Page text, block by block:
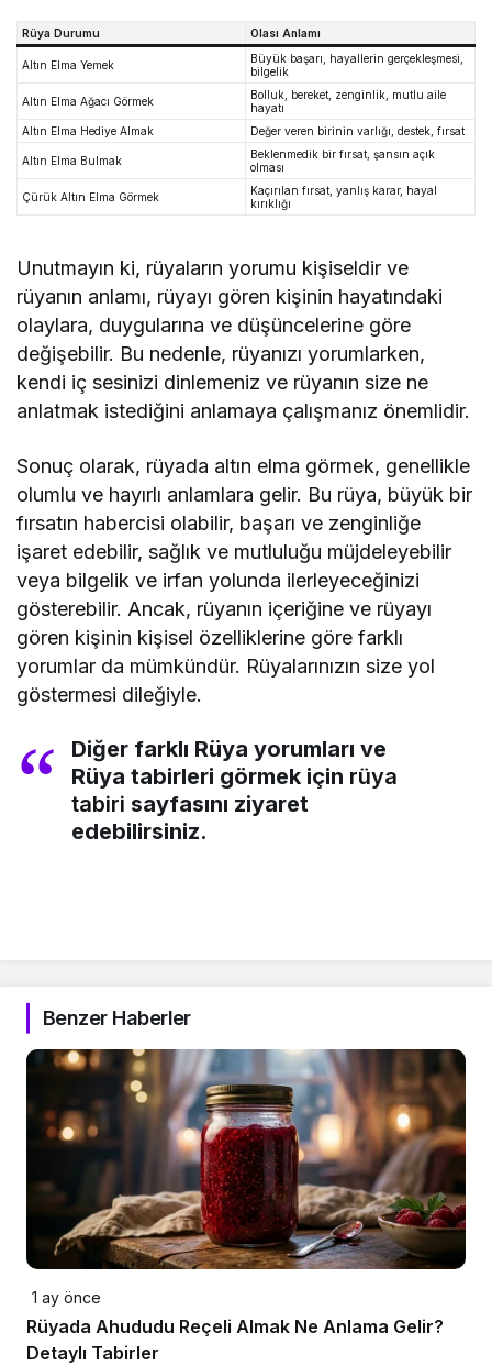
Rüya Durumu Olası Anlamı
Altın Elma Yemek
Büyük başarı, hayallerin gerçekleşmesi,
bilgelik
Altın Elma Ağacı Görmek
Bolluk, bereket, zenginlik, mutlu aile
hayatı
Altın Elma Hediye Almak
Değer veren birinin varlığı, destek, fırsat
Altın Elma Bulmak
Beklenmedik bir fırsat, şansın açık
olması
Çürük Altın Elma Görmek
Kaçırılan fırsat, yanlış karar, hayal
kırıklığı
Unutmayın ki, rüyaların yorumu kişiseldir ve
rüyanın anlamı, rüyayı gören kişinin hayatındaki
olaylara, duygularına ve düşüncelerine göre
değişebilir. Bu nedenle, rüyanızı yorumlarken,
kendi iç sesinizi dinlemeniz ve rüyanın size ne
anlatmak istediğini anlamaya çalışmanız önemlidir.
Sonuç olarak, rüyada altın elma görmek, genellikle
olumlu ve hayırlı anlamlara gelir. Bu rüya, büyük bir
fırsatın habercisi olabilir, başarı ve zenginliğe
işaret edebilir, sağlık ve mutluluğu müjdeleyebilir
veya bilgelik ve irfan yolunda ilerleyeceğinizi
gösterebilir. Ancak, rüyanın içeriğine ve rüyayı
gören kişinin kişisel özelliklerine göre farklı
yorumlar da mümkündür. Rüyalarınızın size yol
göstermesi dileğiyle.
Diğer farklı Rüya yorumları ve
Rüya tabirleri görmek için rüya
tabiri sayfasını ziyaret
edebilirsiniz.
Benzer Haberler
1 ay önce
Rüyada Ahududu Reçeli Almak Ne Anlama Gelir?
Detaylı Tabirler